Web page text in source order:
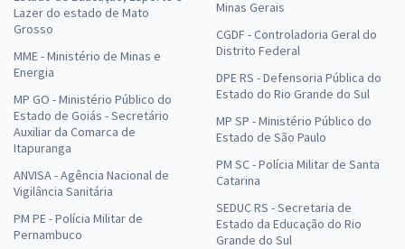
Lazer do estado de Mato
Grosso
MME - Ministério de Minas e
Energia
MP GO - Ministério Público do
Estado de Goiás - Secretário
Auxiliar da Comarca de
Itapuranga
ANVISA - Agência Nacional de
Vigilância Sanitária
PM PE - Polícia Militar de
Pernambuco
Minas Gerais
CGDF - Controladoria Geral do
Distrito Federal
DPE RS - Defensoria Pública do
Estado do Rio Grande do Sul
MP SP - Ministério Público do
Estado de São Paulo
PM SC - Polícia Militar de Santa
Catarina
SEDUC RS - Secretaria de
Estado da Educação do Rio
Grande do Sul